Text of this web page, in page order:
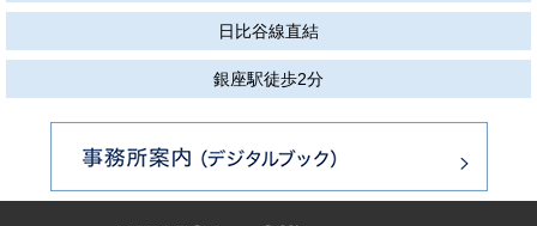
日比谷線直結
銀座駅徒歩2分